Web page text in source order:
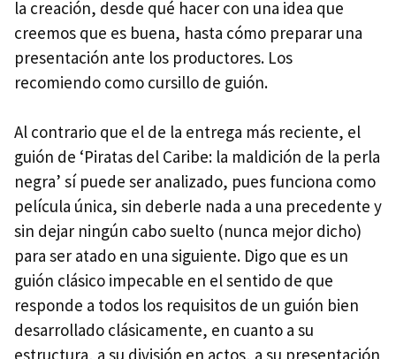
la creación, desde qué hacer con una idea que
creemos que es buena, hasta cómo preparar una
presentación ante los productores. Los
recomiendo como cursillo de guión.
Al contrario que el de la entrega más reciente, el
guión de ‘Piratas del Caribe: la maldición de la perla
negra’ sí puede ser analizado, pues funciona como
película única, sin deberle nada a una precedente y
sin dejar ningún cabo suelto (nunca mejor dicho)
para ser atado en una siguiente. Digo que es un
guión clásico impecable en el sentido de que
responde a todos los requisitos de un guión bien
desarrollado clásicamente, en cuanto a su
estructura, a su división en actos, a su presentación